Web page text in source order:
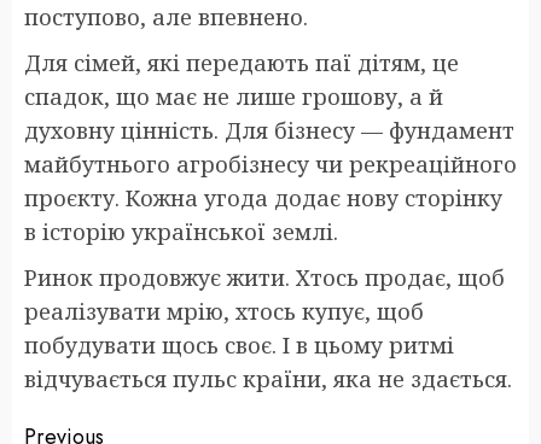
поступово, але впевнено.
Для сімей, які передають паї дітям, це
спадок, що має не лише грошову, а й
духовну цінність. Для бізнесу — фундамент
майбутнього агробізнесу чи рекреаційного
проєкту. Кожна угода додає нову сторінку
в історію української землі.
Ринок продовжує жити. Хтось продає, щоб
реалізувати мрію, хтось купує, щоб
побудувати щось своє. І в цьому ритмі
відчувається пульс країни, яка не здається.
Previous